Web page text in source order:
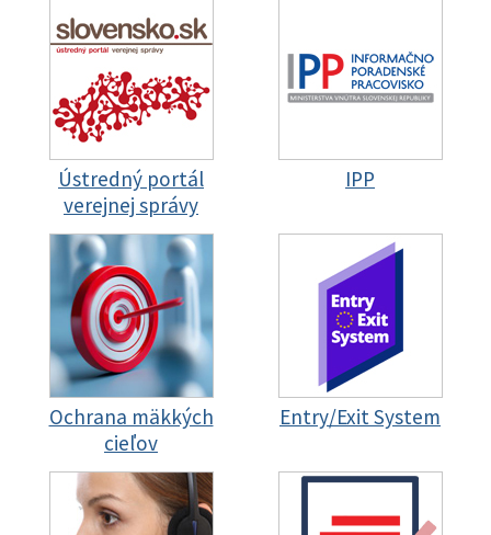
Ústredný portál
verejnej správy
IPP
Ochrana mäkkých
cieľov
Entry/Exit System